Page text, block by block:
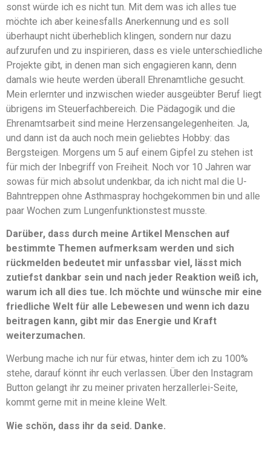
sonst würde ich es nicht tun. Mit dem was ich alles tue
möchte ich aber keinesfalls Anerkennung und es soll
überhaupt nicht überheblich klingen, sondern nur dazu
aufzurufen und zu inspirieren, dass es viele unterschiedliche
Projekte gibt, in denen man sich engagieren kann, denn
damals wie heute werden überall Ehrenamtliche gesucht.
Mein erlernter und inzwischen wieder ausgeübter Beruf liegt
übrigens im Steuerfachbereich. Die Pädagogik und die
Ehrenamtsarbeit sind meine Herzensangelegenheiten. Ja,
und dann ist da auch noch mein geliebtes Hobby: das
Bergsteigen. Morgens um 5 auf einem Gipfel zu stehen ist
für mich der Inbegriff von Freiheit. Noch vor 10 Jahren war
sowas für mich absolut undenkbar, da ich nicht mal die U-
Bahntreppen ohne Asthmaspray hochgekommen bin und alle
paar Wochen zum Lungenfunktionstest musste.
Darüber, dass durch meine Artikel Menschen auf
bestimmte Themen aufmerksam werden und sich
rückmelden bedeutet mir unfassbar viel, lässt mich
zutiefst dankbar sein und nach jeder Reaktion weiß ich,
warum ich all dies tue. Ich möchte und wünsche mir eine
friedliche Welt für alle Lebewesen und wenn ich dazu
beitragen kann, gibt mir das Energie und Kraft
weiterzumachen.
Werbung mache ich nur für etwas, hinter dem ich zu 100%
stehe, darauf könnt ihr euch verlassen. Über den Instagram
Button gelangt ihr zu meiner privaten herzallerlei-Seite,
kommt gerne mit in meine kleine Welt.
Wie schön, dass ihr da seid. Danke.